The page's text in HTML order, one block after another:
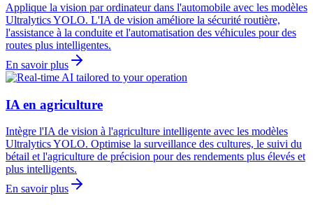
Applique la vision par ordinateur dans l'automobile avec les modèles
Ultralytics YOLO. L'IA de vision améliore la sécurité routière,
l'assistance à la conduite et l'automatisation des véhicules pour des
routes plus intelligentes.
En savoir plus
IA en agriculture
Intègre l'IA de vision à l'agriculture intelligente avec les modèles
Ultralytics YOLO. Optimise la surveillance des cultures, le suivi du
bétail et l'agriculture de précision pour des rendements plus élevés et
plus intelligents.
En savoir plus